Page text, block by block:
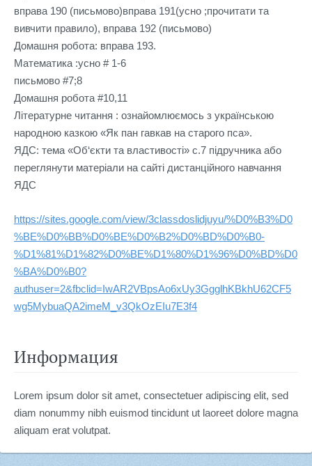
Информация
Lorem ipsum dolor sit amet, consectetuer adipiscing elit, sed
diam nonummy nibh euismod tincidunt ut laoreet dolore magna
aliquam erat volutpat.
вправа 190 (письмово)вправа 191(усно ;прочитати та
вивчити правило), вправа 192 (письмово)
Домашня робота: вправа 193.
Математика :усно # 1-6
письмово #7;8
Домашня робота #10,11
Літературне читання : ознайомлюємось з українською
народною казкою «Як пан гавкав на старого пса».
ЯДС: тема «Об‘єкти та властивості» с.7 підручника або
переглянути матеріали на сайті дистанційного навчання
ЯДС
https://sites.google.com/view/3classdoslidjuyu/%D0%B3%D0
%BE%D0%BB%D0%BE%D0%B2%D0%BD%D0%B0-
%D1%81%D1%82%D0%BE%D1%80%D1%96%D0%BD%D0
%BA%D0%B0?
authuser=2&fbclid=IwAR2VBpsAo6xUy3GgglhKBkhU62CF5
wg5MybuaQA2imeM_v3QkOzEIu7E3f4